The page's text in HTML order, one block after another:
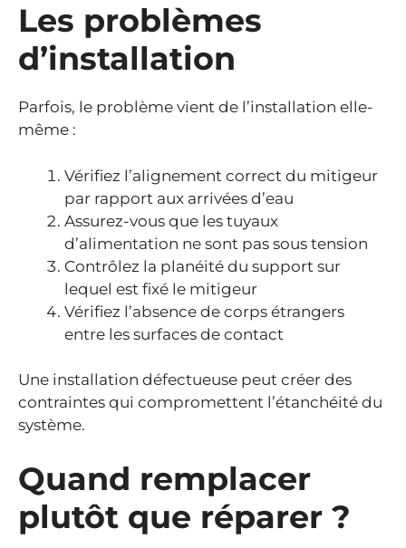
Les problèmes
d’installation
Parfois, le problème vient de l’installation elle-
même :
Vérifiez l’alignement correct du mitigeur
par rapport aux arrivées d’eau
Assurez-vous que les tuyaux
d’alimentation ne sont pas sous tension
Contrôlez la planéité du support sur
lequel est fixé le mitigeur
Vérifiez l’absence de corps étrangers
entre les surfaces de contact
Une installation défectueuse peut créer des
contraintes qui compromettent l’étanchéité du
système.
Quand remplacer
plutôt que réparer ?